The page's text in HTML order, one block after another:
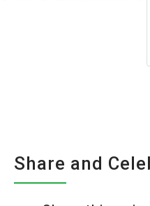
Share and